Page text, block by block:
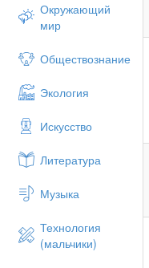
Окружающий
мир
Обществознание
Экология
Искусство
Литература
Музыка
Технология
(мальчики)